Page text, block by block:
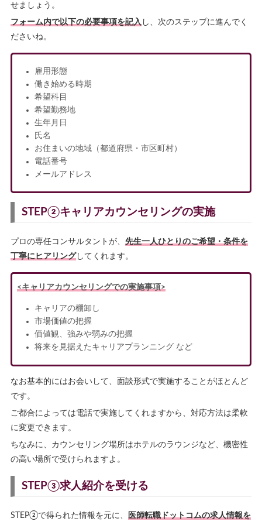
せましょう。
フォーム内で以下の必要事項を記入 し、次のステップに進んでく
ださいね。
雇用形態
働き始める時期
希望科目
希望勤務地
生年月日
氏名
お住まいの地域（都道府県・市区町村）
電話番号
メールアドレス
STEP②キャリアカウンセリングの実施
プロの専任コンサルタントが、 先生一人ひとりのご希望・条件を
丁寧にヒアリングしてくれます。
<キャリアカウンセリングでの実施事項>
キャリアの棚卸し
市場価値の把握
価値観、強みや弱みの把握
将来を見据えたキャリアプランニング など
なお基本的にはお会いして、面談形式で実施することがほとんど
です。
ご都合によっては電話で実施してくれますから、対応方法は柔軟
に変更できます。
ちなみに、カウンセリング場所はホテルのラウンジなど、機密性
の高い場所で受けられますよ。
STEP③求人紹介を受ける
STEP②で得られた情報を元に、
医師転職ドットコムの求人情報を